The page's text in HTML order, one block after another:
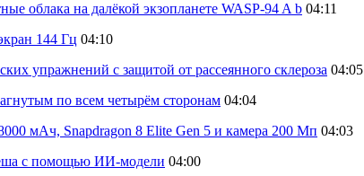
облака на далёкой экзопланете WASP-94 A b 04:11
144 Гц 04:10
упражнений с защитой от рассеянного склероза 04:05
по всем четырём сторонам 04:04
мАч, Snapdragon 8 Elite Gen 5 и камера 200 Мп 04:03
с помощью ИИ-модели 04:00